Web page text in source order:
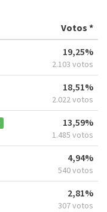
Votos *
19,25%
2.103 votos
18,51%
2.022 votos
13,59%
1.485 votos
4,94%
540 votos
2,81%
307 votos